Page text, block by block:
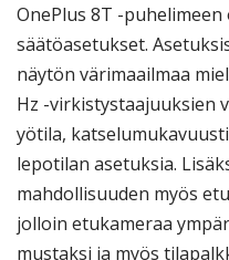
OnePlus 8T -
säätöasetukset.
näytön värimaailmaa
Hz -virkistystaajuuksien
yötila,
lepotilan asetuksia.
mahdollisuuden myös
jolloin etukameraa
mustaksi ja myös